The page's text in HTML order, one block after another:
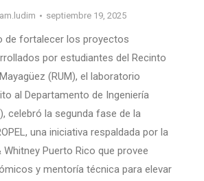
septiembre 19, 2025
de fortalecer los proyectos
por estudiantes del Recinto
(RUM), el laboratorio
al Departamento de Ingeniería
celebró la segunda fase de la
una iniciativa respaldada por la
Puerto Rico que provee
y mentoría técnica para elevar